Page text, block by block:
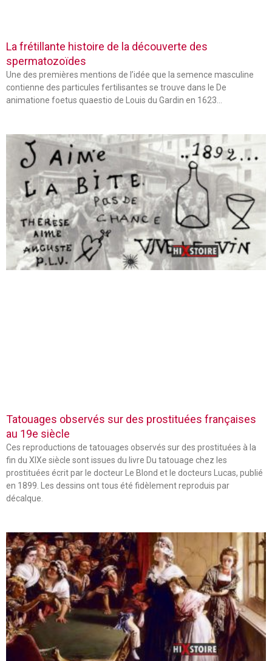
La frétillante histoire de la découverte des
spermatozoïdes
Une des premières mentions de l’idée que la semence masculine
contienne des particules fertilisantes se trouve dans le De
animatione foetus quaestio de Louis du Gardin en 1623…
Tatouages observés sur des prostituées françaises
au 19e siècle
Ces reproductions de tatouages observés sur des prostituées à la
fin du XIXe siècle sont issues du livre Du tatouage chez les
prostituées écrit par le docteur Le Blond et le docteurs Lucas, publié
en 1899. Les dessins ont tous été fidèlement reproduis par
décalque.